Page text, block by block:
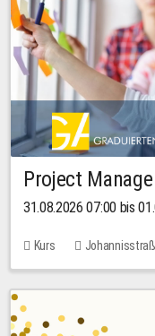
Project
31.08.2026 07:00 bis
Kurs
Keine freien Plätze